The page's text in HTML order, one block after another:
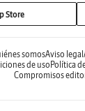
Store
somosAviso legal
de usoPolítica
Compromisos